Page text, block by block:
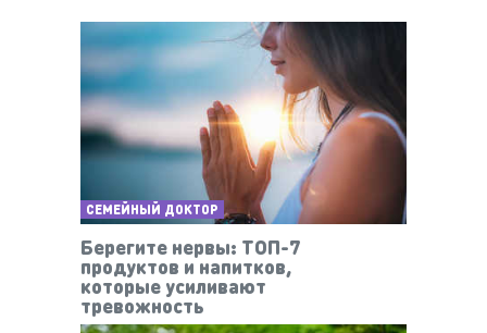
СЕМЕЙНЫЙ ДОКТОР
Берегите нервы: ТОП-7
продуктов и напитков,
которые усиливают
тревожность